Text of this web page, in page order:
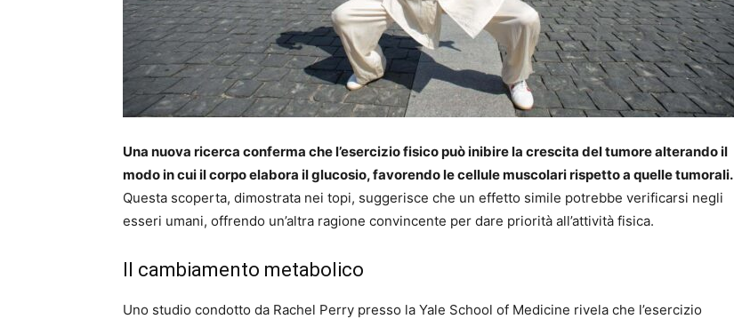
Una nuova ricerca conferma che l’esercizio fisico può inibire la crescita del tumore alterando il
modo in cui il corpo elabora il glucosio, favorendo le cellule muscolari rispetto a quelle tumorali.
Questa scoperta, dimostrata nei topi, suggerisce che un effetto simile potrebbe verificarsi negli
esseri umani, offrendo un’altra ragione convincente per dare priorità all’attività fisica.
Il cambiamento metabolico
Uno studio condotto da Rachel Perry presso la Yale School of Medicine rivela che l’esercizio